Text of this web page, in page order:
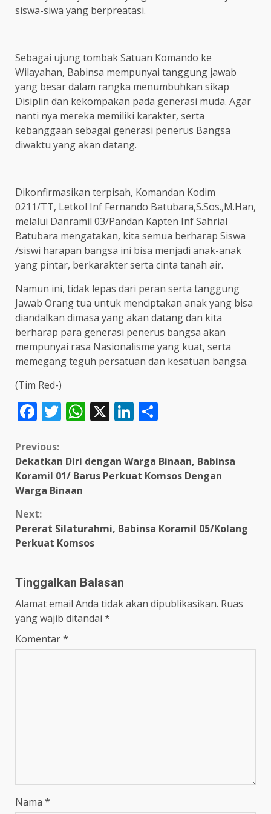
siswa-siwa yang berpreatasi.
Sebagai ujung tombak Satuan Komando ke
Wilayahan, Babinsa mempunyai tanggung jawab
yang besar dalam rangka menumbuhkan sikap
Disiplin dan kekompakan pada generasi muda. Agar
nanti nya mereka memiliki karakter, serta
kebanggaan sebagai generasi penerus Bangsa
diwaktu yang akan datang.
Dikonfirmasikan terpisah, Komandan Kodim
0211/TT, Letkol Inf Fernando Batubara,S.Sos.,M.Han,
melalui Danramil 03/Pandan Kapten Inf Sahrial
Batubara mengatakan, kita semua berharap Siswa
/siswi harapan bangsa ini bisa menjadi anak-anak
yang pintar, berkarakter serta cinta tanah air.
Namun ini, tidak lepas dari peran serta tanggung
Jawab Orang tua untuk menciptakan anak yang bisa
diandalkan dimasa yang akan datang dan kita
berharap para generasi penerus bangsa akan
mempunyai rasa Nasionalisme yang kuat, serta
memegang teguh persatuan dan kesatuan bangsa.
(Tim Red-)
Facebook
Twitter
WhatsApp
X LinkedIn
Continue
Reading
Previous:
Dekatkan Diri dengan Warga Binaan, Babinsa
Koramil 01/ Barus Perkuat Komsos Dengan
Warga Binaan
Next:
Pererat Silaturahmi, Babinsa Koramil 05/Kolang
Perkuat Komsos
Tinggalkan Balasan
Alamat email Anda tidak akan dipublikasikan. Ruas
yang wajib ditandai *
Komentar*
Nama *